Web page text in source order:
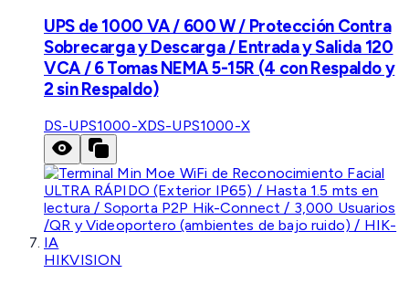
UPS de 1000 VA / 600 W / Protección Contra
Sobrecarga y Descarga / Entrada y Salida 120
VCA / 6 Tomas NEMA 5-15R (4 con Respaldo y
2 sin Respaldo)
DS-UPS1000-XDS-UPS1000-X
HIKVISION